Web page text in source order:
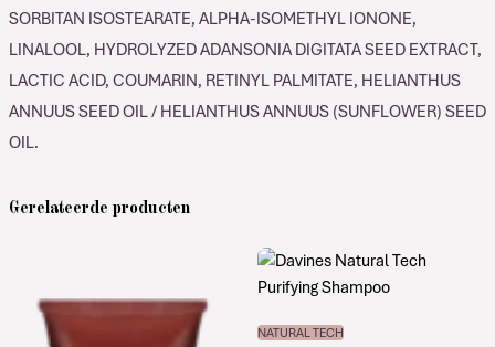
SORBITAN ISOSTEARATE, ALPHA-ISOMETHYL IONONE,
LINALOOL, HYDROLYZED ADANSONIA DIGITATA SEED EXTRACT,
LACTIC ACID, COUMARIN, RETINYL PALMITATE, HELIANTHUS
ANNUUS SEED OIL / HELIANTHUS ANNUUS (SUNFLOWER) SEED
OIL.
Gerelateerde producten
NATURAL TECH